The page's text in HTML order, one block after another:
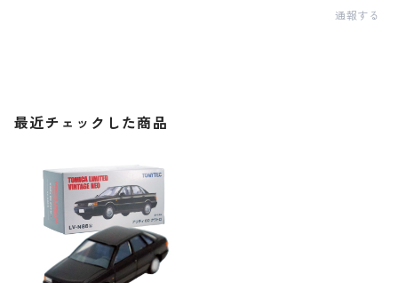
通報する
最近チェックした商品